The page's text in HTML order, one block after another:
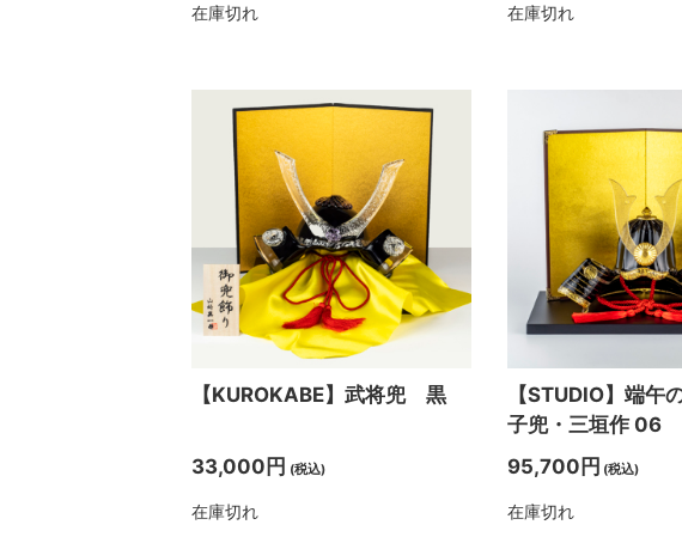
在庫切れ 在庫切れ
【KUROKABE】武将兜 黒
33,000円 (税込)
在庫切れ
【STUDIO】端午
子兜・三垣作 06
95,700円 (税込)
在庫切れ